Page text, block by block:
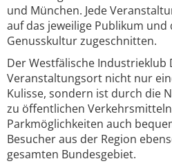
und München. Jede
auf das jeweilige Publikum und
Genusskultur zugeschnitten.
Der Westfälische
Veranstaltungsort nicht nur
Kulisse, sondern ist durch die
zu öffentlichen
Parkmöglichkeiten auch
Besucher aus der Region
gesamten Bundesgebiet.